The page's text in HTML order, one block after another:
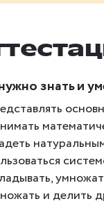
знать и
и делить